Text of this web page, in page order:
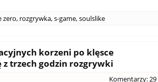
zero, rozgrywka,s-game,soulslike
korzeni po klęsce
trzech godzin rozgrywki
Komentarzy: 29